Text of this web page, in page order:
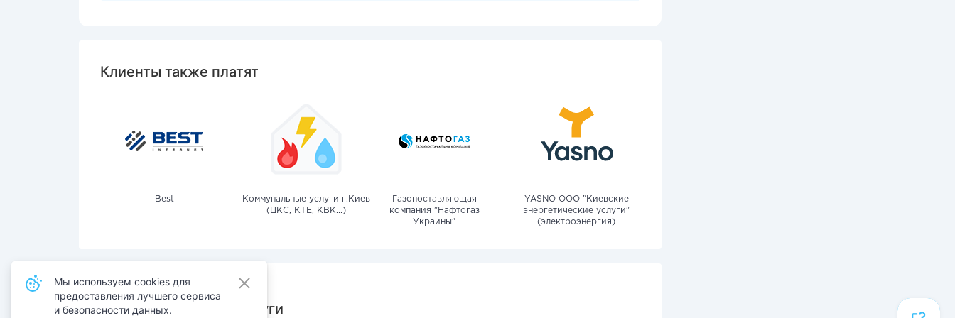
Клиенты также платят
Best
Коммунальные услуги г.Киев
(ЦКС, КТЕ, КВК...)
Газопоставляющая
компания "Нафтогаз
Украины"
YASNO OOO "Киевские
энергетические услуги"
(электроэнергия)
Также оплачивают услуги
Мы используем cookies для
предоставления лучшего сервиса
и безопасности данных.